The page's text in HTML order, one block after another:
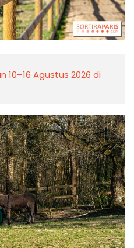
10–16 Agustus 2026 di